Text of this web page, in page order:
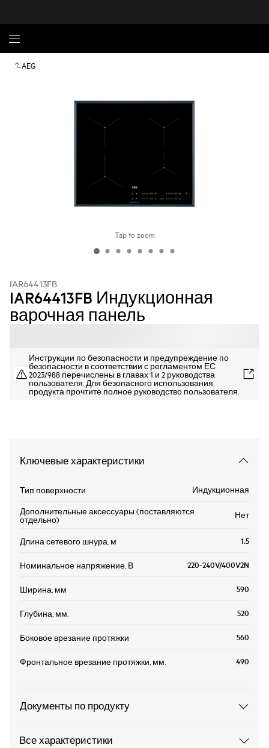
AEG
Tap to zoom
IAR64413FB
IAR64413FB Индукционная
варочная панель
Инструкции по безопасности и предупреждение по
безопасности в соответствии с регламентом ЕС
2023/988 перечислены в главах 1 и 2 руководства
пользователя. Для безопасного использования
продукта прочтите полное руководство пользователя.
Ключевые характеристики
Тип поверхности Индукционная
Дополнительные аксессуары (поставляются
отдельно) Нет
Длина сетевого шнура, м 1.5
Номинальное напряжение, В 220-240V/400V2N
Ширина, мм 590
Глубина, мм. 520
Боковое врезание протяжки 560
Фронтальное врезание протяжки, мм. 490
Документы по продукту
Все характеристики